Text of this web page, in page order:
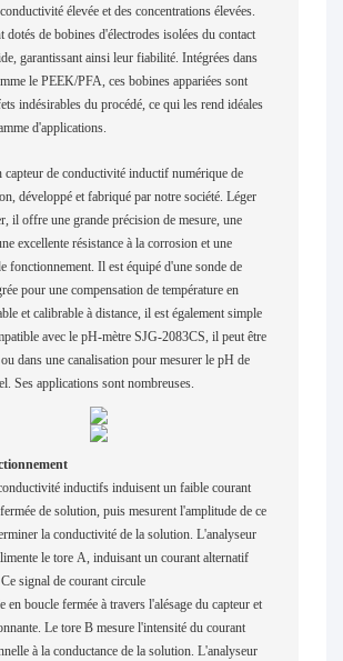
élevée et des concentrations élevées.
dotés de bobines d'électrodes isolées du contact
garantissant ainsi leur fiabilité. Intégrées dans
le PEEK/PFA, ces bobines appariées sont
indésirables du procédé, ce qui les rend idéales
d'applications.
capteur de conductivité inductif numérique de
développé et fabriqué par notre société. Léger
il offre une grande précision de mesure, une
excellente résistance à la corrosion et une
fonctionnement. Il est équipé d'une sonde de
pour une compensation de température en
et calibrable à distance, il est également simple
avec le pH-mètre SJG-2083CS, il peut être
dans une canalisation pour mesurer le pH de
Ses applications sont nombreuses.
inductifs induisent un faible courant
de solution, puis mesurent l'amplitude de ce
la conductivité de la solution. L'analyseur
le tore A, induisant un courant alternatif
signal de courant circule
en boucle fermée à travers l'alésage du capteur et
Le tore B mesure l'intensité du courant
à la conductance de la solution. L'analyseur